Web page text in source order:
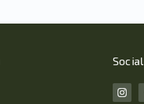
Social